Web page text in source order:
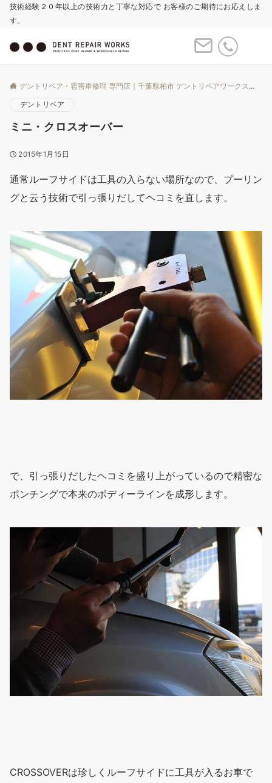
技術経験２０年以上の技術力と丁寧な対応で お客様のご期待にお応えしま
す。
デントリペア・雹害車修理 専門店｜千葉県柏市 デントリペアワークス
デントリペア
ミニ・クロスオーバー
2015年1月15日
通常ルーフサイドは工具の入らない場所なので、プーリン
グと云う技術で引っ張りだしてヘコミを直します。
で、引っ張りだしたヘコミを盛り上がっているので精密な
ポンチングで本来のボディーラインを成形します。
CROSSOVERは珍しくルーフサイドに工具が入るお車で